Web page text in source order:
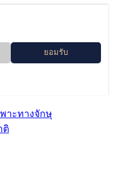
าะทางจักษุ
ติ